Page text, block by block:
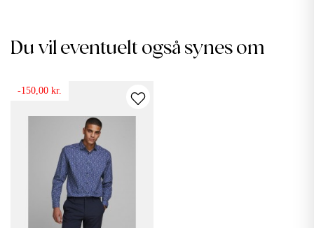
Du vil eventuelt også synes om
-150,00 kr.